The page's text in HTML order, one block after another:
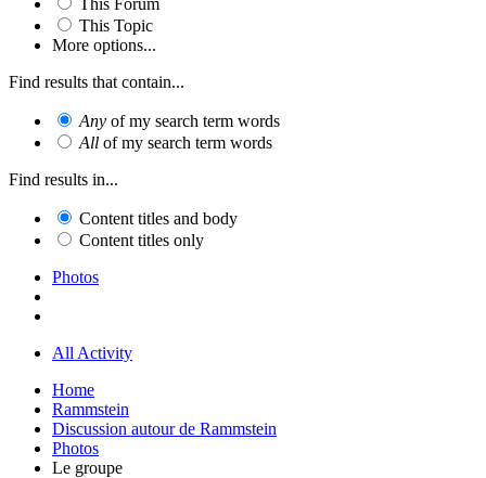
This Topic
More options...
Find results that contain...
Any of my search term words
All of my search term words
Find results in...
Content titles and body
Content titles only
Photos
All Activity
Home
Rammstein
Discussion autour de Rammstein
Photos
Le groupe